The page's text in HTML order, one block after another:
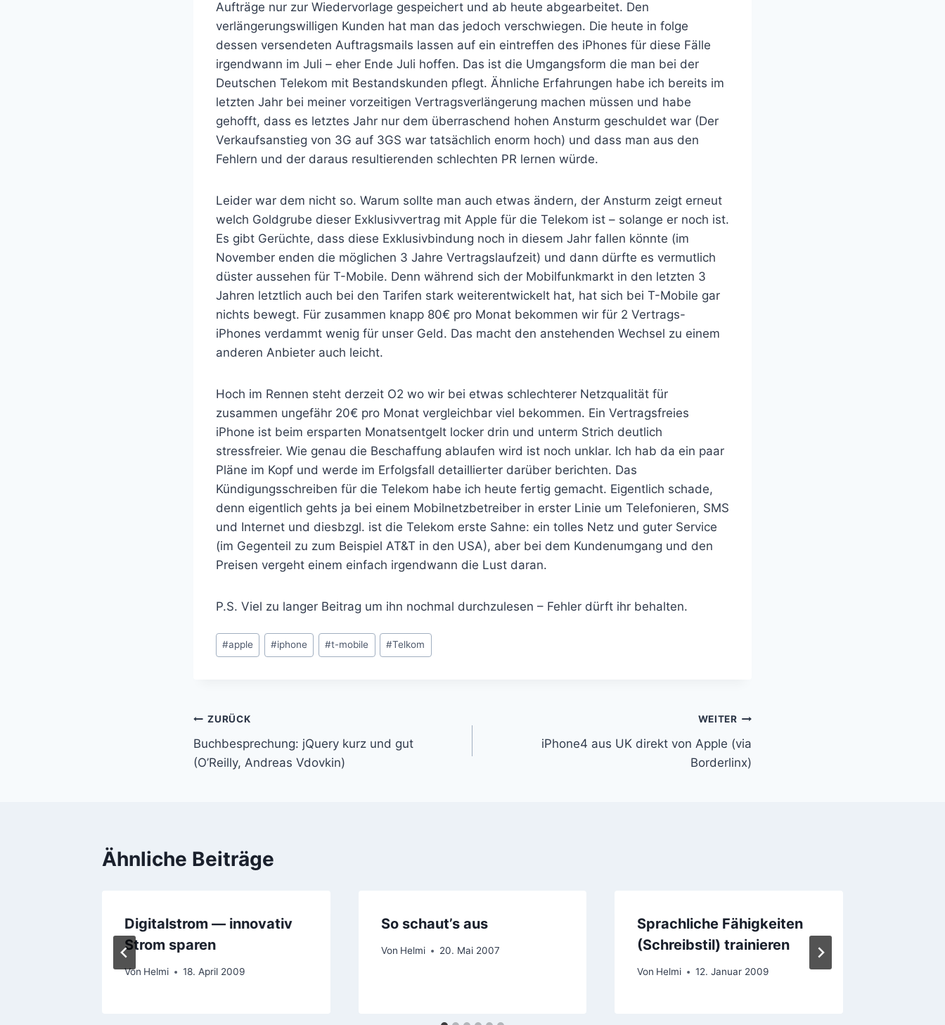
Aufträge nur zur Wiedervorlage gespeichert und ab heute abgearbeitet. Den
verlängerungswilligen Kunden hat man das jedoch verschwiegen. Die heute in folge
dessen versendeten Auftragsmails lassen auf ein eintreffen des iPhones für diese Fälle
irgendwann im Juli – eher Ende Juli hoffen. Das ist die Umgangsform die man bei der
Deutschen Telekom mit Bestandskunden pflegt. Ähnliche Erfahrungen habe ich bereits im
letzten Jahr bei meiner vorzeitigen Vertragsverlängerung machen müssen und habe
gehofft, dass es letztes Jahr nur dem überraschend hohen Ansturm geschuldet war (Der
Verkaufsanstieg von 3G auf 3GS war tatsächlich enorm hoch) und dass man aus den
Fehlern und der daraus resultierenden schlechten PR lernen würde.
Leider war dem nicht so. Warum sollte man auch etwas ändern, der Ansturm zeigt erneut
welch Goldgrube dieser Exklusivvertrag mit Apple für die Telekom ist – solange er noch ist.
Es gibt Gerüchte, dass diese Exklusivbindung noch in diesem Jahr fallen könnte (im
November enden die möglichen 3 Jahre Vertragslaufzeit) und dann dürfte es vermutlich
düster aussehen für T-Mobile. Denn während sich der Mobilfunkmarkt in den letzten 3
Jahren letztlich auch bei den Tarifen stark weiterentwickelt hat, hat sich bei T-Mobile gar
nichts bewegt. Für zusammen knapp 80€ pro Monat bekommen wir für 2 Vertrags-
iPhones verdammt wenig für unser Geld. Das macht den anstehenden Wechsel zu einem
anderen Anbieter auch leicht.
Hoch im Rennen steht derzeit O2 wo wir bei etwas schlechterer Netzqualität für
zusammen ungefähr 20€ pro Monat vergleichbar viel bekommen. Ein Vertragsfreies
iPhone ist beim ersparten Monatsentgelt locker drin und unterm Strich deutlich
stressfreier. Wie genau die Beschaffung ablaufen wird ist noch unklar. Ich hab da ein paar
Pläne im Kopf und werde im Erfolgsfall detaillierter darüber berichten. Das
Kündigungsschreiben für die Telekom habe ich heute fertig gemacht. Eigentlich schade,
denn eigentlich gehts ja bei einem Mobilnetzbetreiber in erster Linie um Telefonieren, SMS
und Internet und diesbzgl. ist die Telekom erste Sahne: ein tolles Netz und guter Service
(im Gegenteil zu zum Beispiel AT&T in den USA), aber bei dem Kundenumgang und den
Preisen vergeht einem einfach irgendwann die Lust daran.
P.S. Viel zu langer Beitrag um ihn nochmal durchzulesen – Fehler dürft ihr behalten.
Schlagworte:
#apple #iphone #t-mobile #Telkom
Beitragsnavigation
ZURÜCK
Buchbesprechung: jQuery kurz und gut
(O’Reilly, Andreas Vdovkin)
WEITER
iPhone4 aus UK direkt von Apple (via
Borderlinx)
Ähnliche Beiträge
Digitalstrom — innovativ
Strom sparen
Von Helmi 18. April 2009
So schaut’s aus
Von Helmi 20. Mai 2007
Sprachliche Fähigkeiten
(Schreibstil) trainieren
Von Helmi 12. Januar 2009